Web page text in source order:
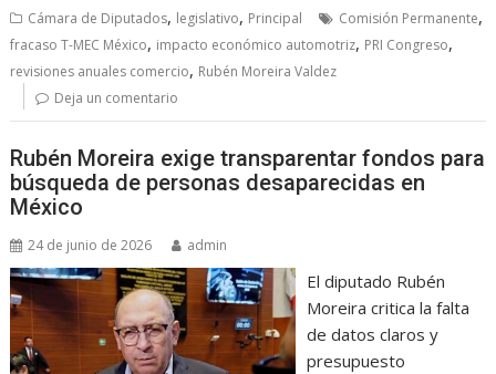
Cámara de Diputados, legislativo, Principal Comisión Permanente,
fracaso T-MEC México, impacto económico automotriz, PRI Congreso,
revisiones anuales comercio, Rubén Moreira Valdez
Deja un comentario
Rubén Moreira exige transparentar fondos para
búsqueda de personas desaparecidas en
México
24 de junio de 2026 admin
El diputado Rubén
Moreira critica la falta
de datos claros y
presupuesto